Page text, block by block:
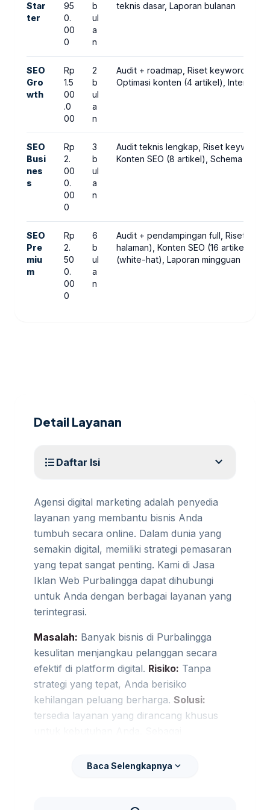
Star
ter
95
0.
00
0
b
ul
a
n
teknis dasar, Laporan bulanan
SEO
Gro
wth
Rp
1.5
00
.0
00
2
b
ul
a
n
Audit + roadmap, Riset keyword
Optimasi konten (4 artikel), Internal
SEO
Busi
nes
s
Rp
2.
00
0.
00
0
3
b
ul
a
n
Audit teknis lengkap, Riset keyword
Konten SEO (8 artikel), Schema
SEO
Pre
miu
m
Rp
2.
50
0.
00
0
6
b
ul
a
n
Audit + pendampingan full, Riset
halaman), Konten SEO (16 artikel),
(white-hat), Laporan mingguan +
Detail Layanan
format_list_bulleted Daftar Isi expand_more
Agensi digital marketing adalah penyedia
layanan yang membantu bisnis Anda
tumbuh secara online. Dalam dunia yang
semakin digital, memiliki strategi pemasaran
yang tepat sangat penting. Kami di Jasa
Iklan Web Purbalingga dapat dihubungi
untuk Anda dengan berbagai layanan yang
terintegrasi.
Masalah: Banyak bisnis di Purbalingga
kesulitan menjangkau pelanggan secara
efektif di platform digital. Risiko: Tanpa
strategi yang tepat, Anda berisiko
kehilangan peluang berharga. Solusi:
tersedia layanan yang dirancang khusus
Purbalinggadapat dipakai untuk melihat
Baca Selengkapnya expand_more